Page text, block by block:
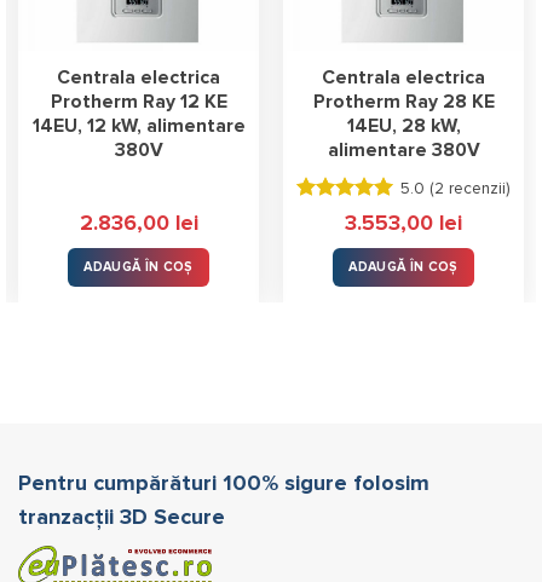
Centrala electrica
Protherm Ray 12 KE
14EU, 12 kW, alimentare
380V
2.836,00 lei
ADAUGĂ ÎN COȘ
Centrala electrica
Protherm Ray 28 KE
14EU, 28 kW,
alimentare 380V
Evaluat la
stele
din 5
5.0 (2 recenzii)
3.553,00 lei
ADAUGĂ ÎN COȘ
Pentru cumpărături 100% sigure folosim
tranzacții 3D Secure